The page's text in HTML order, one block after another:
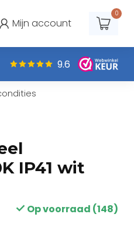
Mijn account
0
9.6
IP41 wit
Op voorraad (148)